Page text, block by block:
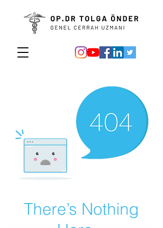
There’s Nothing